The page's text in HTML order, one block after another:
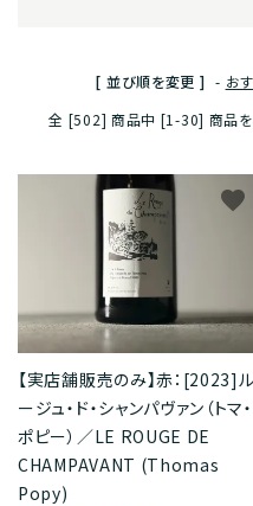
[ 並び順を変更 ] - お
全 [502] 商品中 [1-30] 商品を
【実店舗販売のみ】赤：[2023]ル
ージュ・ド・シャンパヴァン（トマ・
ポピー）／LE ROUGE DE
CHAMPAVANT (Thomas
Popy)
favorite